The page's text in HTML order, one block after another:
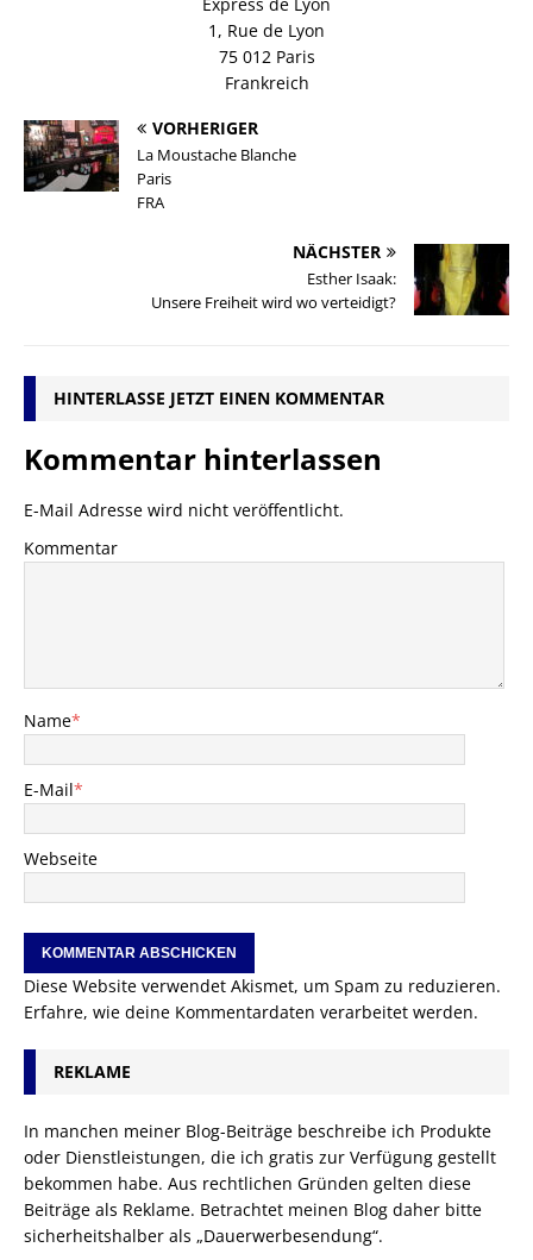
1, Rue de Lyon
75 012 Paris
Frankreich
VORHERIGER
La Moustache Blanche
Paris
FRA
NÄCHSTER
Esther Isaak:
Unsere Freiheit wird wo verteidigt?
HINTERLASSE JETZT EINEN KOMMENTAR
Kommentar hinterlassen
E-Mail Adresse wird nicht veröffentlicht.
Kommentar
Name*
E-Mail*
Webseite
Diese Website verwendet Akismet, um Spam zu reduzieren.
Erfahre, wie deine Kommentardaten verarbeitet werden.
REKLAME
In manchen meiner Blog-Beiträge beschreibe ich Produkte
oder Dienstleistungen, die ich gratis zur Verfügung gestellt
bekommen habe. Aus rechtlichen Gründen gelten diese
Beiträge als Reklame. Betrachtet meinen Blog daher bitte
sicherheitshalber als „Dauerwerbesendung“.